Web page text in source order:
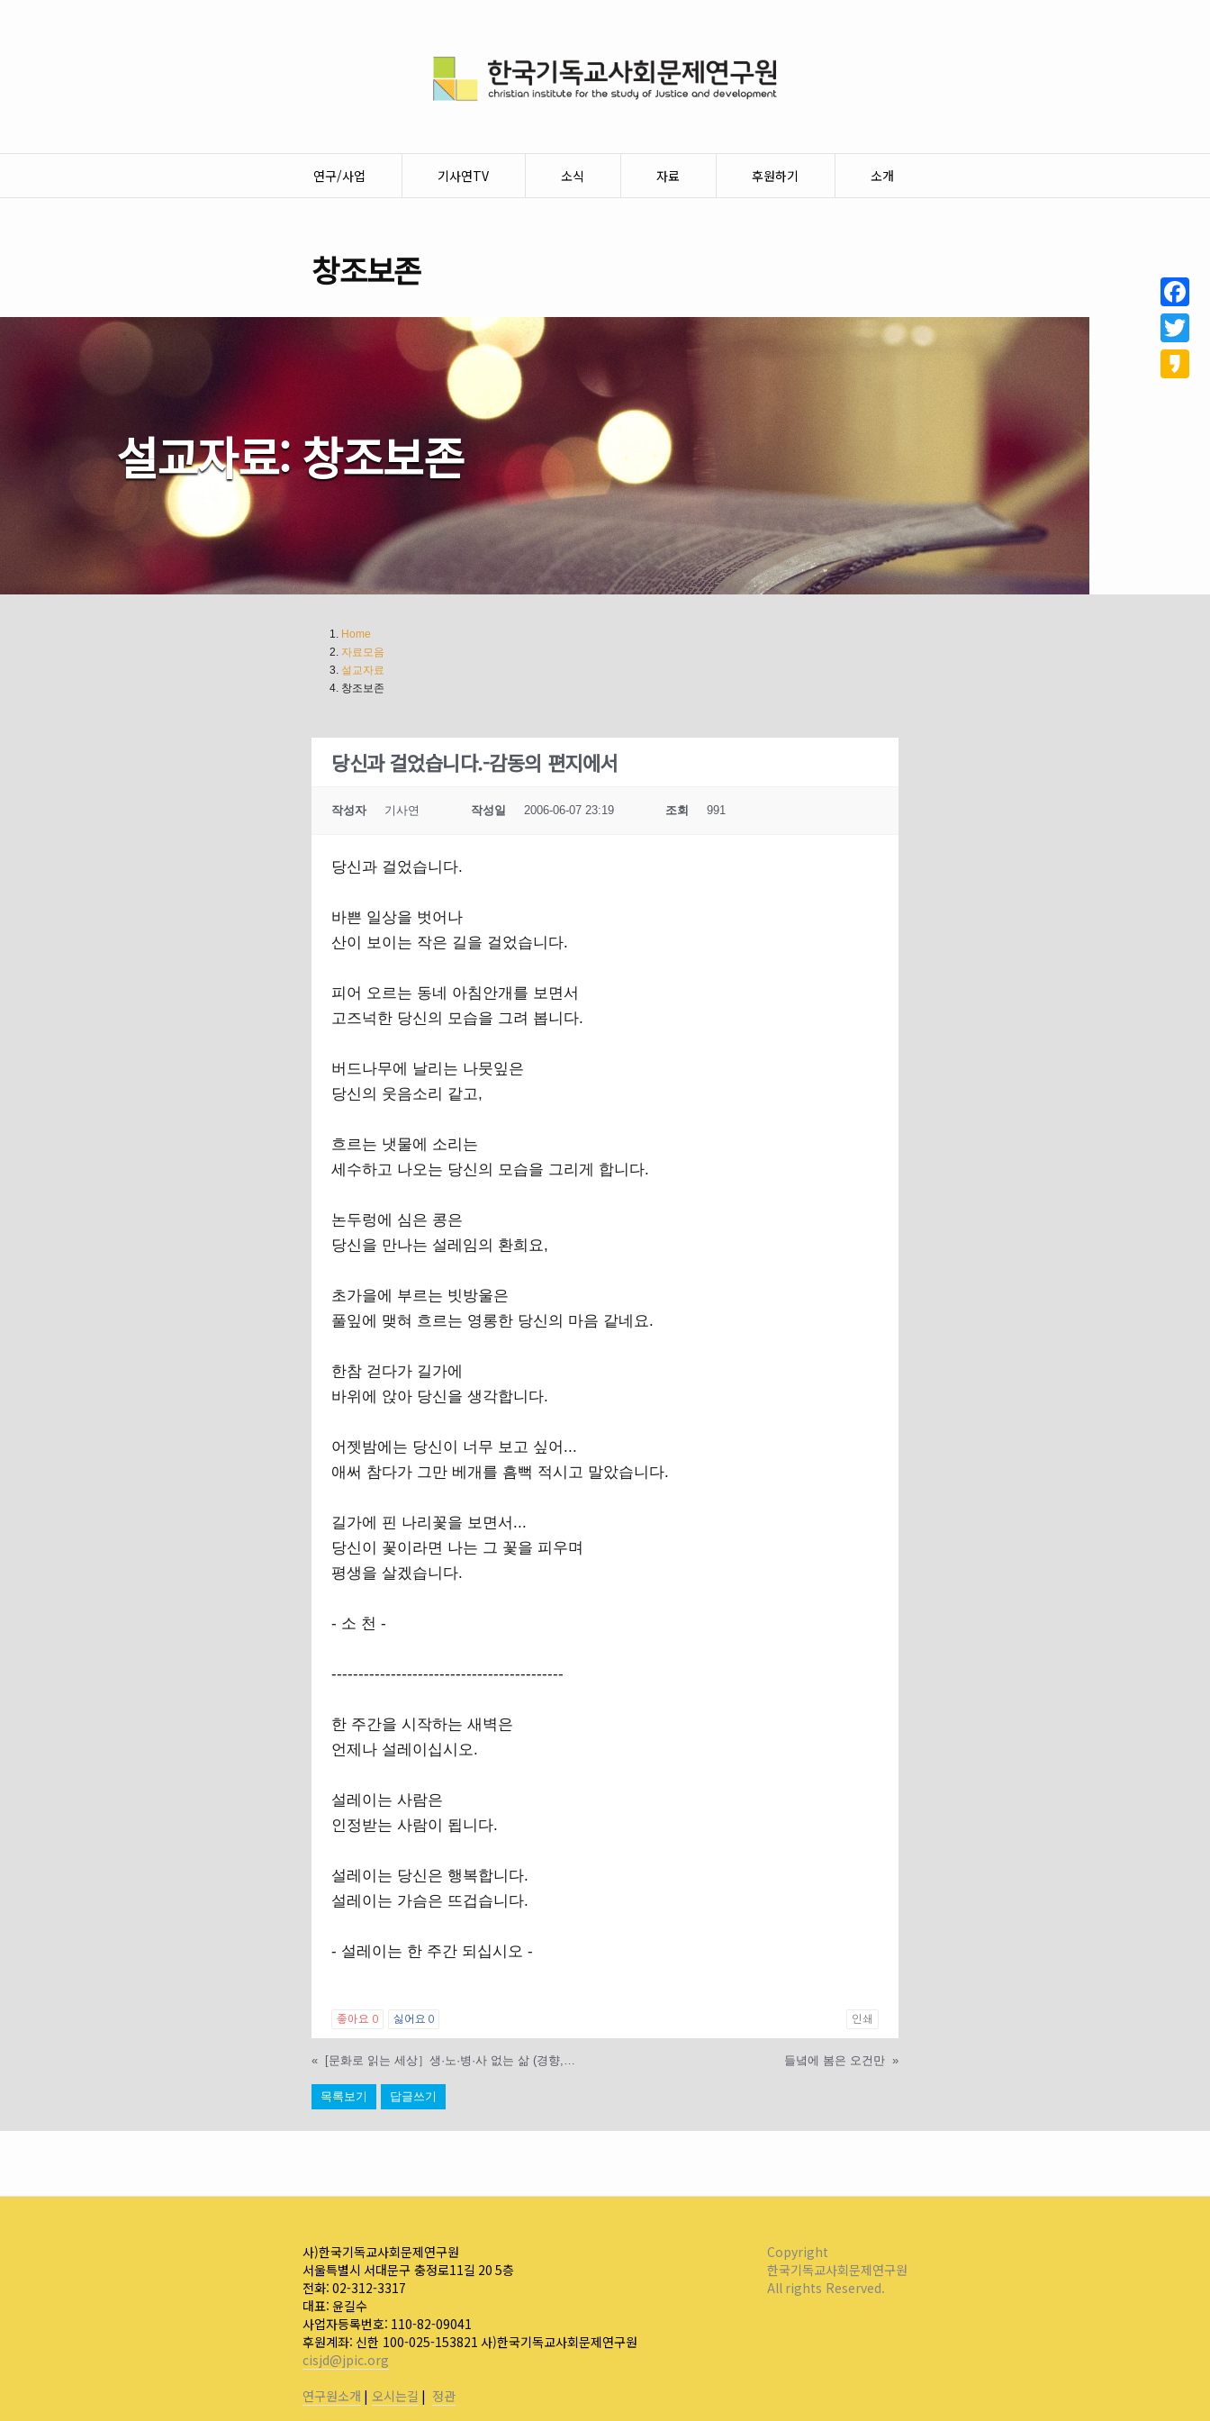
연구/사업 기사연TV 소식 자료 후원하기 소개
창조보존
설교자료: 창조보존
Home
자료모음
설교자료
창조보존
당신과 걸었습니다.-감동의 편지에서
작성자 기사연 작성일 2006-06-07 23:19 조회 991
당신과 걸었습니다.
바쁜 일상을 벗어나
산이 보이는 작은 길을 걸었습니다.
피어 오르는 동네 아침안개를 보면서
고즈넉한 당신의 모습을 그려 봅니다.
버드나무에 날리는 나뭇잎은
당신의 웃음소리 같고,
흐르는 냇물에 소리는
세수하고 나오는 당신의 모습을 그리게 합니다.
논두렁에 심은 콩은
당신을 만나는 설레임의 환희요,
초가을에 부르는 빗방울은
풀잎에 맺혀 흐르는 영롱한 당신의 마음 같네요.
한참 걷다가 길가에
바위에 앉아 당신을 생각합니다.
어젯밤에는 당신이 너무 보고 싶어...
애써 참다가 그만 베개를 흠뻑 적시고 말았습니다.
길가에 핀 나리꽃을 보면서...
당신이 꽃이라면 나는 그 꽃을 피우며
평생을 살겠습니다.
- 소 천 -
-------------------------------------------
한 주간을 시작하는 새벽은
언제나 설레이십시오.
설레이는 사람은
인정받는 사람이 됩니다.
설레이는 당신은 행복합니다.
설레이는 가슴은 뜨겁습니다.
- 설레이는 한 주간 되십시오 -
좋아요 0 싫어요 0 인쇄
« [문화로 읽는 세상］생·노·병·사 없는 삶 (경향, 4/19) 들녘에 봄은 오건만 »
목록보기 답글쓰기
사)한국기독교사회문제연구원
서울특별시 서대문구 충정로11길 20 5층
전화: 02-312-3317
대표: 윤길수
사업자등록번호: 110-82-09041
후원계좌: 신한 100-025-153821 사)한국기독교사회문제연구원
cisjd@jpic.org
연구원소개 | 오시는길 | 정관
Copyright
한국기독교사회문제연구원
All rights Reserved.
Twitter